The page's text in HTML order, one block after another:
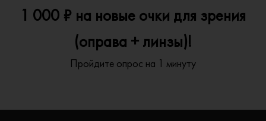
1 000 ₽ на новые очки для зрения
(оправа + линзы)!
Пройдите опрос на 1 минуту